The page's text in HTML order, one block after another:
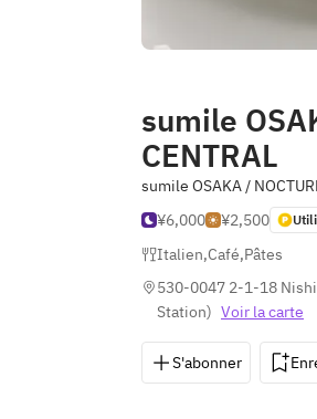
sumile
CENTRAL
sumile OSAKA /
¥6,000
¥2,500
Italien,Café,Pâtes
530-0047 2-1-18
Station) Voir la carte
S'abonner